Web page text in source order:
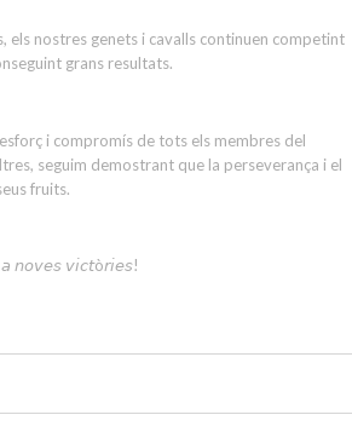
els nostres genets i cavalls continuen competint
grans resultats.
i compromís de tots els membres del
seguim demostrant que la perseverança i el
fruits.
𝘯𝘰𝘷𝘦𝘴 𝘷𝘪𝘤𝘵ò𝘳𝘪𝘦𝘴!